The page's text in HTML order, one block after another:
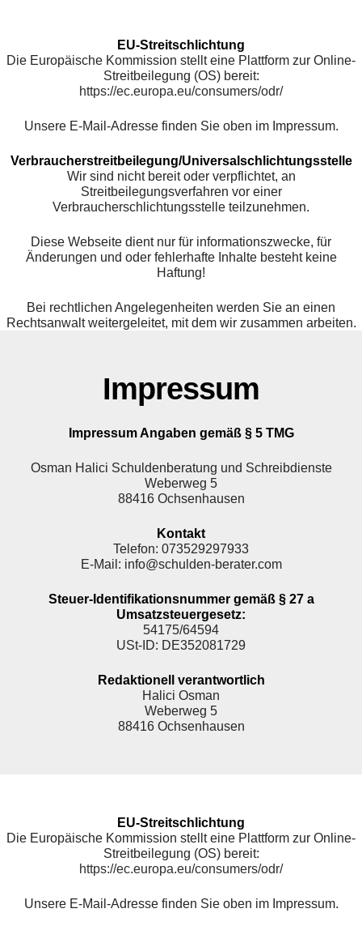
EU-Streitschlichtung
Die Europäische Kommission stellt eine Plattform zur Online-
Streitbeilegung (OS) bereit:
https://ec.europa.eu/consumers/odr/
Unsere E-Mail-Adresse finden Sie oben im Impressum.
Verbraucherstreitbeilegung/Universalschlichtungsstelle
Wir sind nicht bereit oder verpflichtet, an
Streitbeilegungsverfahren vor einer
Verbraucherschlichtungsstelle teilzunehmen.
Diese Webseite dient nur für informationszwecke, für
Änderungen und oder fehlerhafte Inhalte besteht keine
Haftung!
Bei rechtlichen Angelegenheiten werden Sie an einen
Rechtsanwalt weitergeleitet, mit dem wir zusammen arbeiten.
Impressum
Impressum Angaben gemäß § 5 TMG
Osman Halici Schuldenberatung und Schreibdienste
Weberweg 5
88416 Ochsenhausen
Kontakt
Telefon: 073529297933
E-Mail: info@schulden-berater.com
Steuer-Identifikationsnummer gemäß § 27 a
Umsatzsteuergesetz:
54175/64594
USt-ID: DE352081729
Redaktionell verantwortlich
Halici Osman
Weberweg 5
88416 Ochsenhausen
EU-Streitschlichtung
Die Europäische Kommission stellt eine Plattform zur Online-
Streitbeilegung (OS) bereit:
https://ec.europa.eu/consumers/odr/
Unsere E-Mail-Adresse finden Sie oben im Impressum.